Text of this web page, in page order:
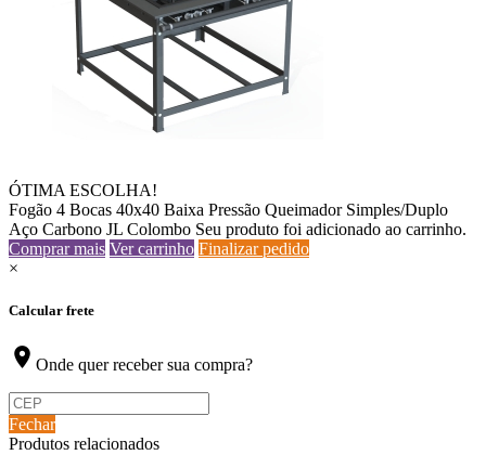
ÓTIMA ESCOLHA!
Fogão 4 Bocas 40x40 Baixa Pressão Queimador Simples/Duplo
Aço Carbono JL Colombo Seu produto foi adicionado ao carrinho.
Comprar mais Ver carrinho Finalizar pedido
×
Calcular frete
location_on Onde quer receber sua compra?
Fechar
Produtos relacionados